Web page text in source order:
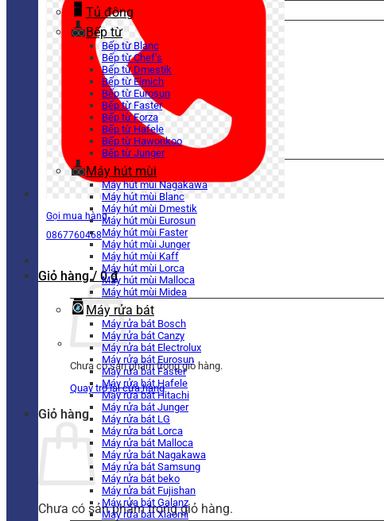
Gọi mua hàng
0867760468
Giỏ hàng / 0₫
Chưa có sản phẩm trong giỏ hàng.
Quay trở lại cửa hàng
Giỏ hàng
Chưa có sản phẩm trong giỏ hàng.
Tủ đông
Bếp từ
Bếp từ Blanc
Bếp từ Chef’s
Bếp từ Dmestik
Bếp từ Elmich
Bếp từ Eurosun
Bếp từ Faster
Bếp từ Forza
Bếp từ Hafele
Bếp từ Hawonkoo
Bếp từ Junger
Máy hút mùi
Máy hút mùi Nagakawa
Máy hút mùi Blanc
Máy hút mùi Dmestik
Máy hút mùi Eurosun
Máy hút mùi Faster
Máy hút mùi Junger
Máy hút mùi Kaff
Máy hút mùi Lorca
Máy hút mùi Malloca
Máy hút mùi Midea
Máy rửa bát
Máy rửa bát Bosch
Máy rửa bát Canzy
Máy rửa bát Electrolux
Máy rửa bát Eurosun
Máy rửa bát Faster
Máy rửa bát Hafele
Máy rửa bát Hitachi
Máy rửa bát Junger
Máy rửa bát LG
Máy rửa bát Lorca
Máy rửa bát Malloca
Máy rửa bát Nagakawa
Máy rửa bát Samsung
Máy rửa bát beko
Máy rửa bát Fujishan
Máy rửa bát Galanz
Máy rửa bát Xiaomi